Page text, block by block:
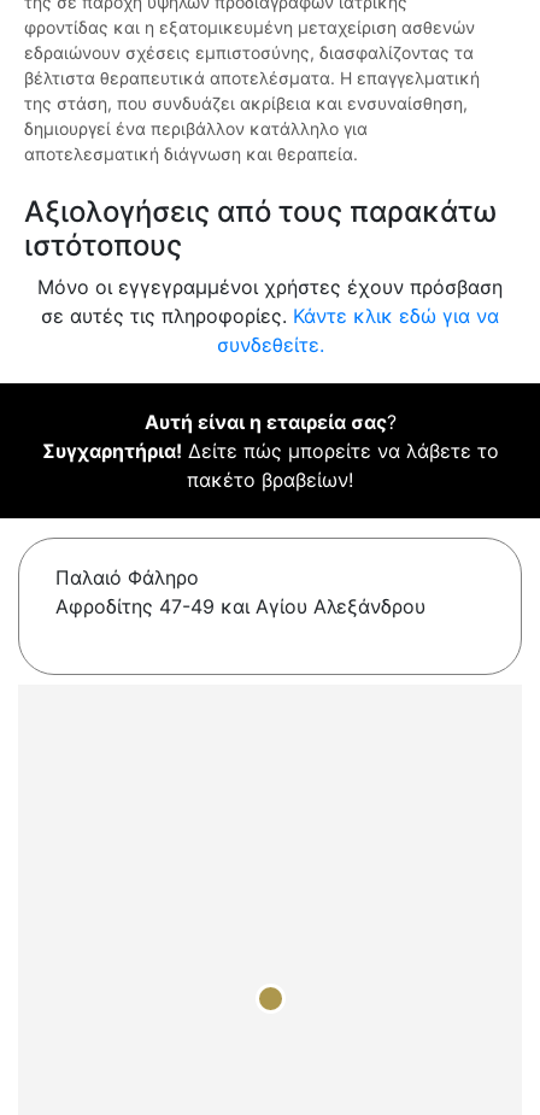
φροντίδας και η εξατομικευμένη μεταχείριση ασθενών
εδραιώνουν σχέσεις εμπιστοσύνης, διασφαλίζοντας τα
βέλτιστα θεραπευτικά αποτελέσματα. Η επαγγελματική
της στάση, που συνδυάζει ακρίβεια και ενσυναίσθηση,
δημιουργεί ένα περιβάλλον κατάλληλο για
αποτελεσματική διάγνωση και θεραπεία.
Αξιολογήσεις από τους παρακάτω
ιστότοπους
Μόνο οι εγγεγραμμένοι χρήστες έχουν πρόσβαση
σε αυτές τις πληροφορίες. Κάντε κλικ εδώ για να
συνδεθείτε.
Αυτή είναι η εταιρεία σας?
Συγχαρητήρια! Δείτε πώς μπορείτε να λάβετε το
πακέτο βραβείων!
Παλαιό Φάληρο
Αφροδίτης 47-49 και Αγίου Αλεξάνδρου